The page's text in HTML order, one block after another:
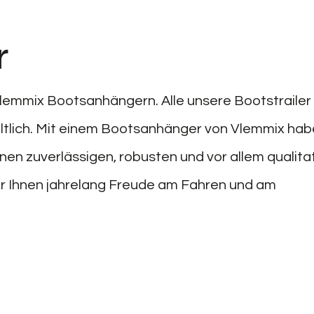
Bootsanhängern. Alle unsere Bootstrailer
Mit einem Bootsanhänger von Vlemmix
zuverlässigen, robusten und vor allem
jahrelang Freude am Fahren und am